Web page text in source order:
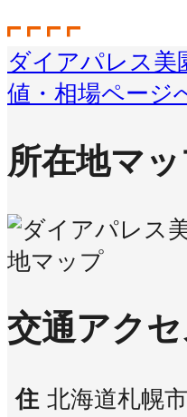
ダイアパレス美
値・相場ページ
所在地マ
交通アク
住 北海道札幌